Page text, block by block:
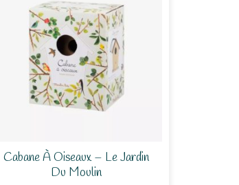
Cabane À Oiseaux – Le Jardin
Du Moulin